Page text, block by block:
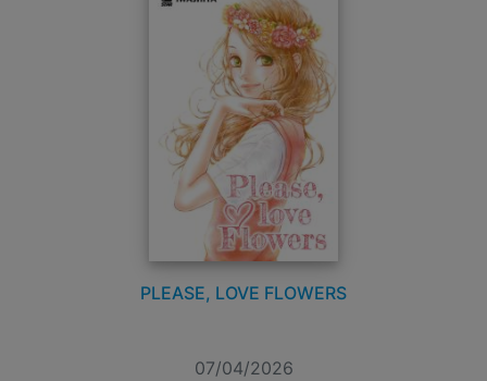
PLEASE, LOVE FLOWERS
07/04/2026